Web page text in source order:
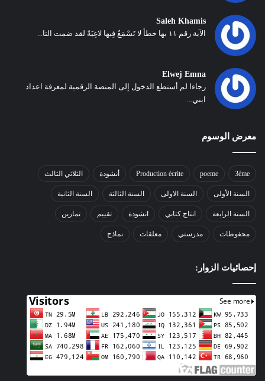
Saleh Khamis
الآية رقم ١١ بها خطأ لا تَسْمَعُ فِيها لاغِيَةً لقد ضمت التا...
Elwej Emna
رجاءا لم أستطع الدخول إلى المنصة الرقمية لمعرفة اعداد
ابني...
معرض الوسوم
3éme
poeme
Production écrite أنشودة الثلاثي الثالث
السنة الأولى السنة الاولى السنة الثالثة السنة الثانية
السنة الرابعة انتاج كتابي انشودة تقييم تمارين
محفوظات مدرستي معلقات نماذج
إحصائيات الزوار: